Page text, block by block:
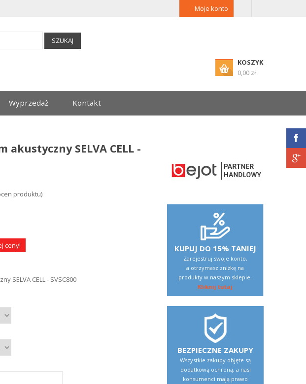
Moje konto
SZUKAJ
KOSZYK
0,00 zł
Wyprzedaż Kontakt
akustyczny SELVA CELL -
produktu)
ceny!
SELVA CELL - SVSC800
KUPUJ DO 15% TANIEJ
Zarejestruj swoje konto,
a otrzymasz zniżkę na
produkty w naszym sklepie.
Kliknij tutaj
BEZPIECZNE ZAKUPY
Wszystkie zakupy objęte są
dodatkową ochroną, a nasi
konsumenci mają prawo